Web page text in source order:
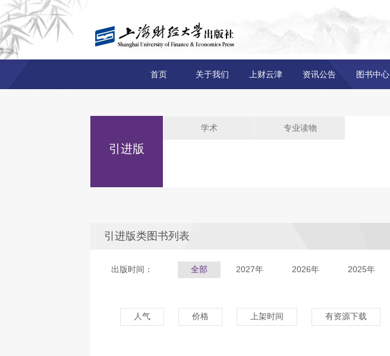
首页 关于我们 上财云津 资讯公告 图书中心
引进版
学术 专业读物
引进版类图书列表
出版时间： 全部 2027年 2026年 2025年
人气 价格 上架时间 有资源下载